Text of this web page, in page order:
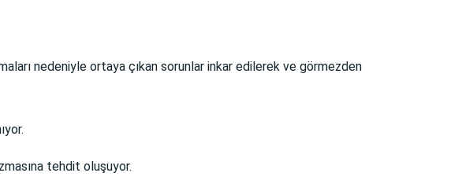
nedeniyle ortaya çıkan sorunlar inkar edilerek ve görmezden
tehdit oluşuyor.